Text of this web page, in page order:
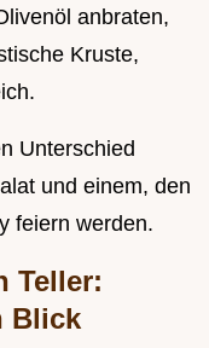
anbraten,
Kruste,
Unterschied
und einem, den
feiern werden.
Teller:
Blick